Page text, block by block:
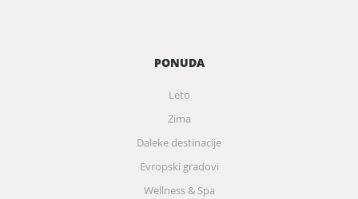
PONUDA
Leto
Zima
Daleke destinacije
Evropski gradovi
Wellness & Spa